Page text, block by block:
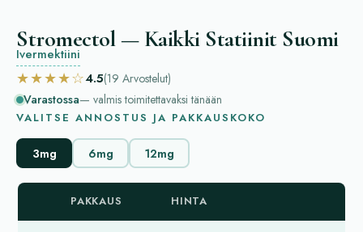
Stromectol — Kaikki Statiinit Suomi
Ivermektiini
★★★★☆4.5(19 Arvostelut)
Varastossa— valmis toimitettavaksi tänään
VALITSE ANNOSTUS JA PAKKAUSKOKO
3mg 6mg 12mg
PAKKAUS HINTA